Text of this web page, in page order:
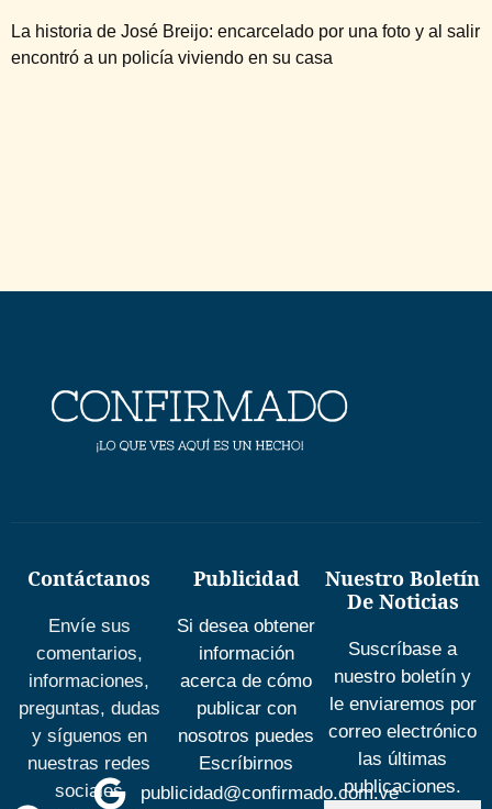
La historia de José Breijo: encarcelado por una foto y al salir
encontró a un policía viviendo en su casa
Contáctanos
Envíe sus
comentarios,
informaciones,
preguntas, dudas
y síguenos en
nuestras redes
sociales
Publicidad
Si desea obtener
información
acerca de cómo
publicar con
nosotros puedes
Escríbirnos
publicidad@confirmado.com.ve
Nuestro Boletín
De Noticias
Suscríbase a
nuestro boletín y
le enviaremos por
correo electrónico
las últimas
publicaciones.